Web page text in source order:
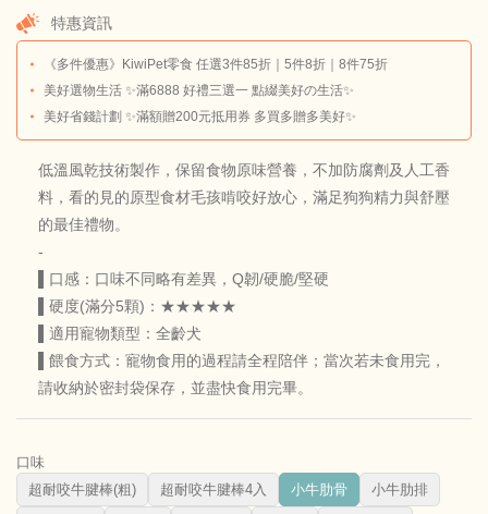
特惠資訊
《多件優惠》KiwiPet零食 任選3件85折｜5件8折｜8件75折
美好選物生活 ✨滿6888 好禮三選一 點綴美好の生活✨
美好省錢計劃 ✨滿額贈200元抵用券 多買多贈多美好✨
低溫風乾技術製作，保留食物原味營養，不加防腐劑及人工香
料，看的見的原型食材毛孩啃咬好放心，滿足狗狗精力與舒壓
的最佳禮物。
-
▌口感：口味不同略有差異，Q韌/硬脆/堅硬
▌硬度(滿分5顆)：★★★★★
▌適用寵物類型：全齡犬
▌餵食方式：寵物食用的過程請全程陪伴；當次若未食用完，
請收納於密封袋保存，並盡快食用完畢。
口味
超耐咬牛腱棒(粗)
超耐咬牛腱棒4入 小牛肋骨 小牛肋排